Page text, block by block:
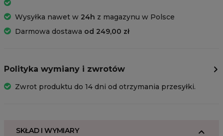
Wysyłka nawet w 24h z magazynu w Polsce
Darmowa dostawa od 249,00 zł
Polityka wymiany i zwrotów
Zwrot produktu do 14 dni od otrzymania przesyłki.
SKŁAD I WYMIARY